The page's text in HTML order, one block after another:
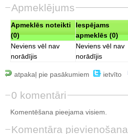
Apmeklējums
Apmeklēs noteikti
(0)
Iespējams
apmeklēs (0)
Neviens vēl nav
norādījis
Neviens vēl nav
norādījis
atpakaļ pie pasākumiem ietvīto
0 komentāri
Komentēšana pieejama visiem.
Komentāra pievienošana